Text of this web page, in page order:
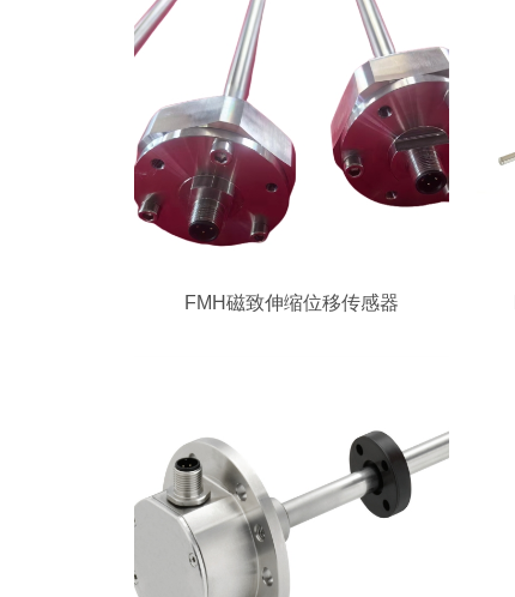
FMH磁致伸缩位移传感器